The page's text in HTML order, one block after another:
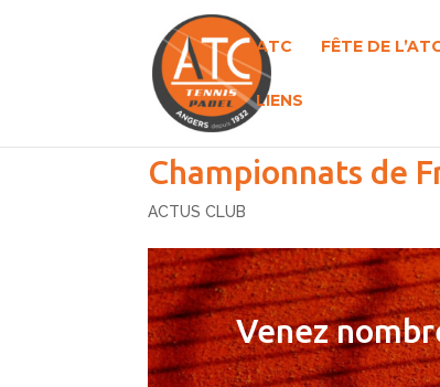
ATC FÊTE DE
LIENS
Championnats de
ACTUS CLUB
Venez